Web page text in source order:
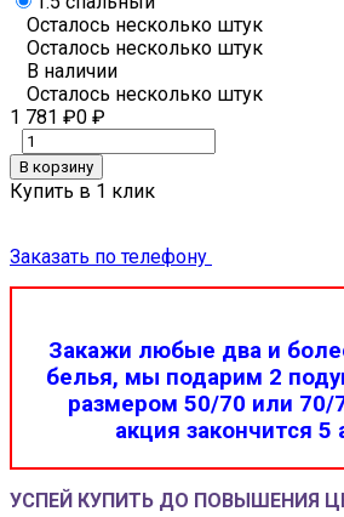
Осталось несколько штук
Осталось несколько штук
В наличии
Осталось несколько штук
1 781 ₽0 ₽
В корзину
Купить в 1 клик
Заказать по телефону
Закажи любые два и
белья, мы подарим 2
размером 50/70 или 70/
акция закончится 5
УСПЕЙ КУПИТЬ ДО ПОВЫШЕНИЯ